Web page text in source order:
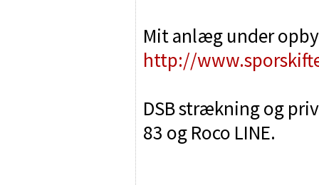
Mit anlæg under
http://
DSB strækning og
83 og Roco LINE.